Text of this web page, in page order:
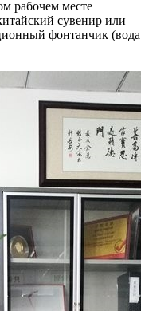
рабочем месте
сувенир или
фонтанчик (вода